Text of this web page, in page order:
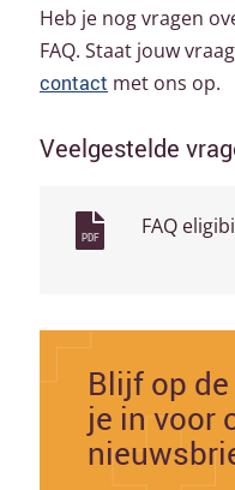
Blijf op
je in voor
Heb je nog vragen
FAQ. Staat jouw
contact met ons op.
Veelgestelde
PDF FAQ